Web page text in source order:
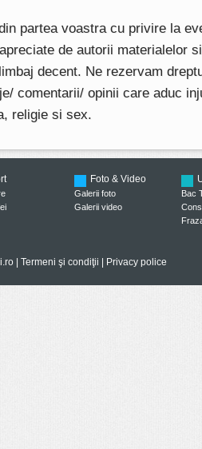
partea voastra cu privire la
de autorii materialelor
decent. Ne rezervam
comentarii/ opinii care aduc
religie si sex.
Foto & Video
Galerii foto
Galerii video
Bac
| Termeni şi condiţii Privacy police